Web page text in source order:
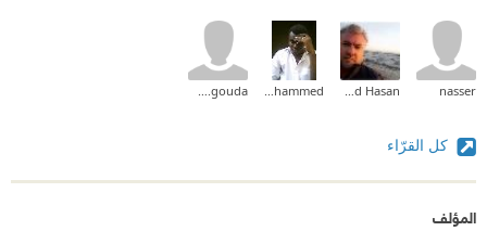
nasser
كل القرّاء
المؤلف